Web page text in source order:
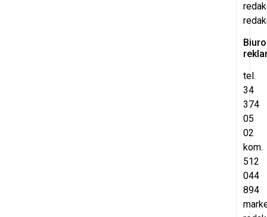
Biuro
tel.
34
374
05
02
kom.
512
044
894